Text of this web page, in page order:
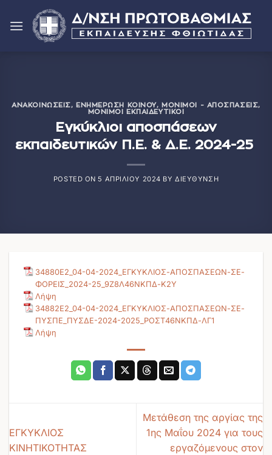
Μετάβαση
στο
περιεχόμενο
ΑΝΑΚΟΙΝΏΣΕΙΣ, ΕΝΗΜΈΡΩΣΗ ΚΟΙΝΟΎ, ΜΌΝΙΜΟΙ - ΑΠΟΣΠΆΣΕΙΣ,
ΜΌΝΙΜΟΙ ΕΚΠΑΙΔΕΥΤΙΚΟΊ
Εγκύκλιοι αποσπάσεων
εκπαιδευτικών Π.Ε. & Δ.Ε. 2024-25
POSTED ON5 ΑΠΡΙΛΊΟΥ 2024 BYΔΙΕΎΘΥΝΣΗ
34880E2_04-04-2024_ΕΓΚΥΚΛΙΟΣ-ΑΠΟΣΠΑΣΕΩΝ-ΣΕ-
ΦΟΡΕΙΣ_2024-25_9Ζ8Λ46ΝΚΠΔ-Κ2Υ
Λήψη
34882E2_04-04-2024_ΕΓΚΥΚΛΙΟΣ-ΑΠΟΣΠΑΣΕΩΝ-ΣΕ-
ΠΥΣΠΕ_ΠΥΣΔΕ-2024-2025_ΡΟΣΤ46ΝΚΠΔ-ΛΓ1
Λήψη
ΕΓΚΥΚΛΙΟΣ
ΚΙΝΗΤΙΚΟΤΗΤΑΣ
Μετάθεση της αργίας της
1ης Μαΐου 2024 για τους
εργαζόμενους στον